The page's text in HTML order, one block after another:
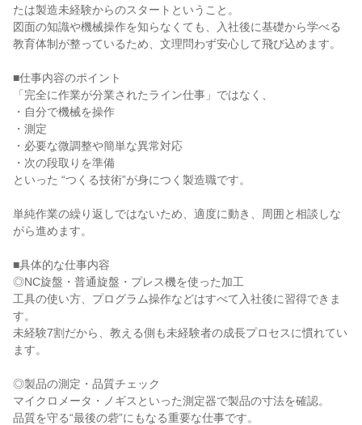
たは製造未経験からのスタートということ。
図面の知識や機械操作を知らなくても、入社後に基礎から学べる
教育体制が整っているため、文理問わず安心して飛び込めます。
■仕事内容のポイント
「完全に作業が分業されたライン仕事」ではなく、
・自分で機械を操作
・測定
・必要な微調整や簡単な異常対応
・次の段取りを準備
といった “つくる技術”が身につく製造職です。
単純作業の繰り返しではないため、適度に動き、周囲と相談しな
がら進めます。
■具体的な仕事内容
◎NC旋盤・普通旋盤・プレス機を使った加工
工具の使い方、プログラム操作などはすべて入社後に習得できま
す。
未経験7割だから、教える側も未経験者の成長プロセスに慣れてい
ます。
◎製品の測定・品質チェック
マイクロメータ・ノギスといった測定器で製品の寸法を確認。
品質を守る“最後の砦”にもなる重要な仕事です。